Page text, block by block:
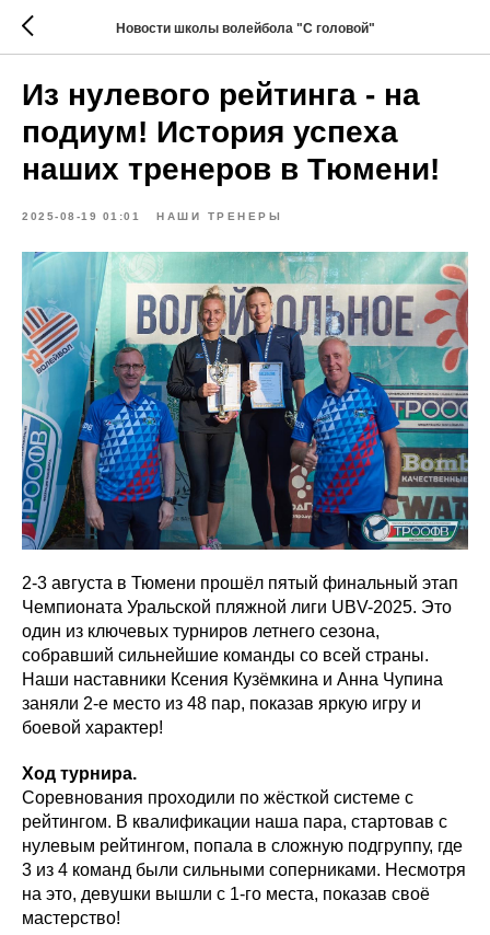
Новости школы волейбола "С головой"
Из нулевого рейтинга - на
подиум! История успеха
наших тренеров в Тюмени!
2025-08-19 01:01 НАШИ ТРЕНЕРЫ
2-3 августа в Тюмени прошёл пятый финальный этап
Чемпионата Уральской пляжной лиги UBV-2025. Это
один из ключевых турниров летнего сезона,
собравший сильнейшие команды со всей страны.
Наши наставники Ксения Кузёмкина и Анна Чупина
заняли 2-е место из 48 пар, показав яркую игру и
боевой характер!
Ход турнира.
Соревнования проходили по жёсткой системе с
рейтингом. В квалификации наша пара, стартовав с
нулевым рейтингом, попала в сложную подгруппу, где
3 из 4 команд были сильными соперниками. Несмотря
на это, девушки вышли с 1-го места, показав своё
мастерство!